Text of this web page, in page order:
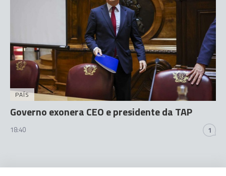
PAÍS
Governo exonera CEO e presidente da TAP
18:40 1